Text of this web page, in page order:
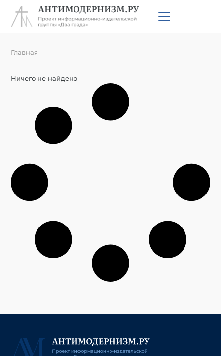
Главная
Ничего не найдено